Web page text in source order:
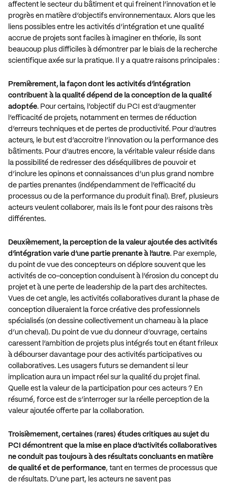
affectent le secteur du bâtiment et qui freinent l’innovation et le
progrès en matière d’objectifs environnementaux. Alors que les
liens possibles entre les activités d’intégration et une qualité
accrue de projets sont faciles à imaginer en théorie, ils sont
beaucoup plus difficiles à démontrer par le biais de la recherche
scientifique axée sur la pratique. Il y a quatre raisons principales :
Premièrement, la façon dont les activités d’intégration
contribuent à la qualité dépend de la conception de la qualité
adoptée. Pour certains, l’objectif du PCI est d’augmenter
l’efficacité de projets, notamment en termes de réduction
d’erreurs techniques et de pertes de productivité. Pour d’autres
acteurs, le but est d’accroitre l’innovation ou la performance des
bâtiments. Pour d’autres encore, la véritable valeur réside dans
la possibilité de redresser des déséquilibres de pouvoir et
d’inclure les opinons et connaissances d’un plus grand nombre
de parties prenantes (indépendamment de l’efficacité du
processus ou de la performance du produit final). Bref, plusieurs
acteurs veulent collaborer, mais ils le font pour des raisons très
différentes.
Deuxièmement, la perception de la valeur ajoutée des activités
d’intégration varie d’une partie prenante à l’autre. Par exemple,
du point de vue des concepteurs on déplore souvent que les
activités de co-conception conduisent à l’érosion du concept du
projet et à une perte de leadership de la part des architectes.
Vues de cet angle, les activités collaboratives durant la phase de
conception dilueraient la force créative des professionnels
spécialisés (on dessine collectivement un chameau à la place
d’un cheval). Du point de vue du donneur d’ouvrage, certains
caressent l’ambition de projets plus intégrés tout en étant frileux
à débourser davantage pour des activités participatives ou
collaboratives. Les usagers futurs se demandent si leur
implication aura un impact réel sur la qualité du projet final.
Quelle est la valeur de la participation pour ces acteurs ? En
résumé, force est de s’interroger sur la réelle perception de la
valeur ajoutée offerte par la collaboration.
Troisièmement, certaines (rares) études critiques au sujet du
PCI démontrent que la mise en place d’activités collaboratives
ne conduit pas toujours à des résultats concluants en matière
de qualité et de performance, tant en termes de processus que
de résultats. D’une part, les acteurs ne savent pas